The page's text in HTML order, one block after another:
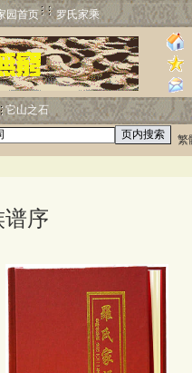
园首页 罗氏家乘
它山之石
繁
谱序